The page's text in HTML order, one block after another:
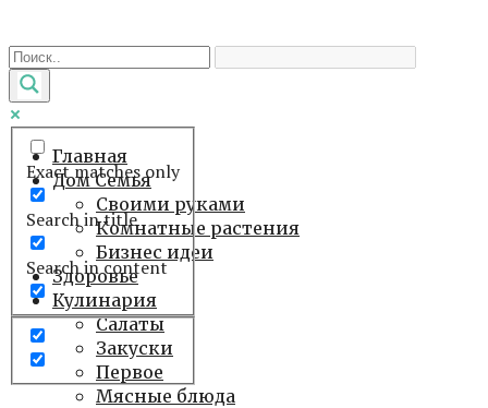
к
контенту
Exact matches only
Search in title
Search in content
Главная
Дом Семья
Своими руками
Комнатные растения
Бизнес идеи
Здоровье
Кулинария
Салаты
Закуски
Первое
Мясные блюда